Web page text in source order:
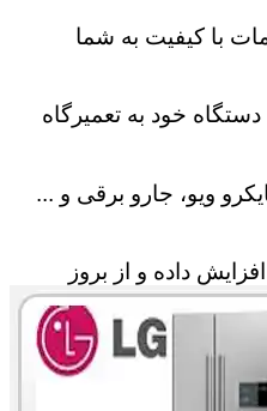
با کیفیت به شما
خود به تعمیرگاه
ویو، جارو برقی و ...
داده و از بروز